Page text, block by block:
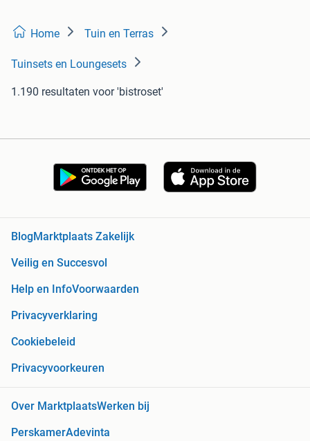
Home Tuin en Terras
Tuinsets en Loungesets
1.190 resultaten voor 'bistroset'
BlogMarktplaats Zakelijk
Veilig en Succesvol
Help en InfoVoorwaarden
Privacyverklaring
Cookiebeleid
Privacyvoorkeuren
Over MarktplaatsWerken bij
PerskamerAdevinta